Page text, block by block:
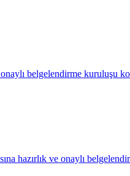
belgelendirme kuruluşu
hazırlık ve onaylı